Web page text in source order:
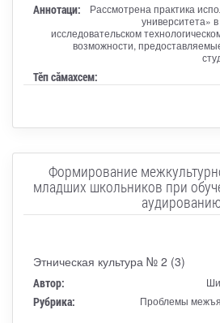
Аннотаци:
Рассмотрена практика
университета»
исследовательском
возможности,
Тӗп сӑмахсем:
Формирование
младших школьников при
Этническая культура № 2 (3)
Автор:
Рубрика:
Проблемы